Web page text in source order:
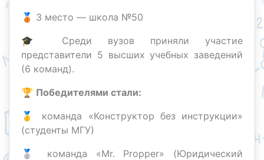
🥉 3 место — школа №50
🎓 Среди вузов приняли участие
представители 5 высших учебных заведений
(6 команд).
🏆 Победителями стали:
🥇 команда «Конструктор без инструкции»
(студенты МГУ)
🥈 команда «Mr. Propper» (Юридический